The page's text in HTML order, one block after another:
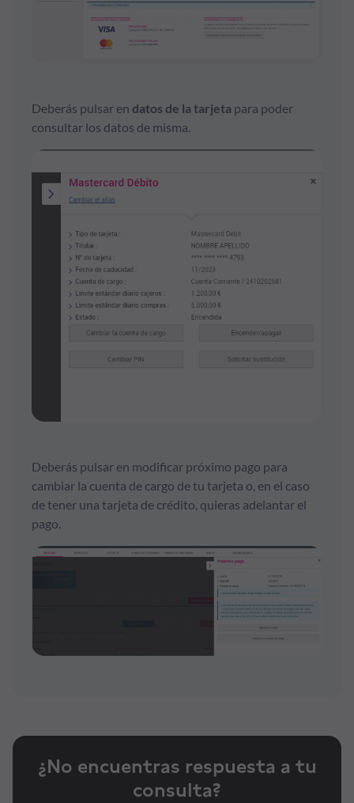
Deberás pulsar en datos de la tarjeta para poder
consultar los datos de misma.
Deberás pulsar en modificar próximo pago para
cambiar la cuenta de cargo de tu tarjeta o, en el caso
de tener una tarjeta de crédito, quieras adelantar el
pago.
¿No encuentras respuesta a tu
consulta?